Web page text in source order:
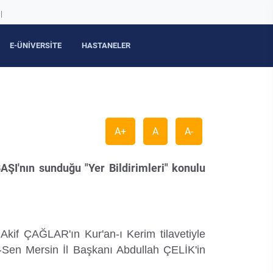
|
E-ÜNİVERSİTE HASTANELER
A+ A A-
sunduğu "Yer Bildirimleri" konulu
ÇAĞLAR'ın Kur'an-ı Kerim tilavetiyle
Mersin İl Başkanı Abdullah ÇELİK'in